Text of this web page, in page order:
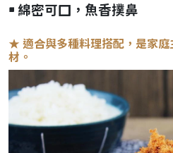
￭ 綿密可口，魚香撲鼻
★ 適合與多種料理搭配，是家庭
材。